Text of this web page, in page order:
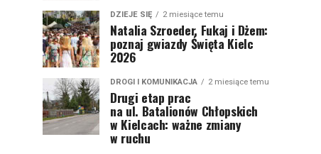
DZIEJE SIĘ 2 miesiące temu
Natalia Szroeder, Fukaj i Dżem:
poznaj gwiazdy Święta Kielc
2026
DROGI I KOMUNIKACJA 2 miesiące temu
Drugi etap prac
na ul. Batalionów Chłopskich
w Kielcach: ważne zmiany
w ruchu